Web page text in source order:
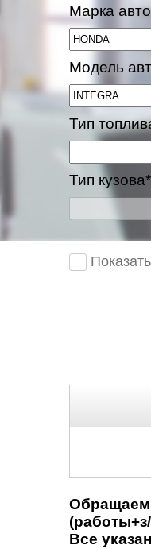
Марка
Модель
Тип
Тип кузова*
Обращаем
Все